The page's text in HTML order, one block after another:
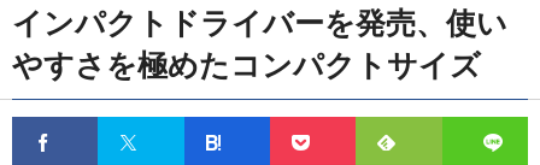
インパクトドライバーを発売、使い
やすさを極めたコンパクトサイズ